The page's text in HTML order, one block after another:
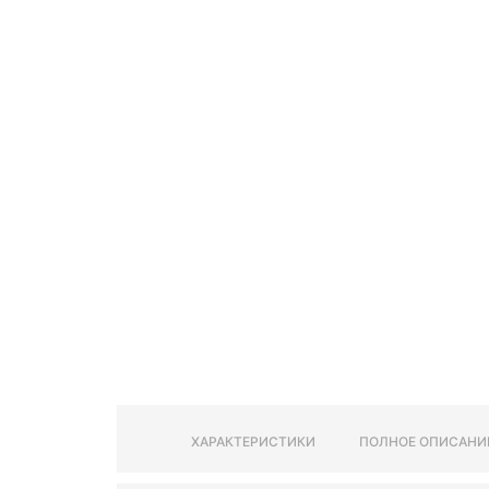
ХАРАКТЕРИСТИКИ ПОЛНОЕ